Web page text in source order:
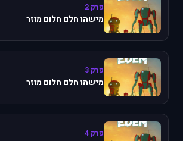
פרק 2
מישהו חלם חלום מוזר
פרק 3
מישהו חלם חלום מוזר
פרק 4